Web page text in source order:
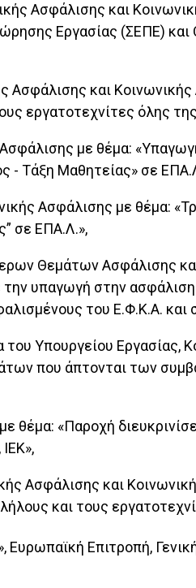
Ασφάλισης και
Εργασίας (ΣΕΠΕ) και
Ασφάλισης και
εργατοτεχνίτες όλης
με θέμα:
- Τάξη Μαθητείας» σε
Ασφάλισης με θέμα:
σε ΕΠΑ.Λ.»,
Θεμάτων Ασφάλισης
υπαγωγή στην ασφάλιση
του Ε.Φ.Κ.Α. και
Υπουργείου Εργασίας,
που άπτονται των
θέμα: «Παροχή
Ασφάλισης και
και τους
Επιτροπή,